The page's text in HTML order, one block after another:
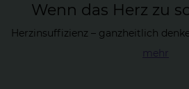
Wenn das Herz zu
Herzinsuffizienz – ganzheitlich
mehr